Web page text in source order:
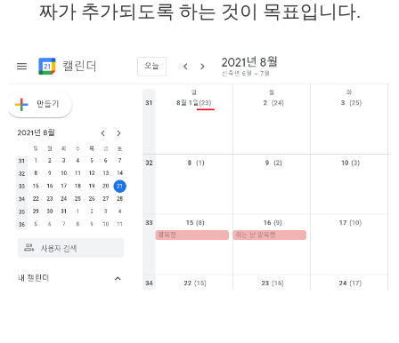
짜가 추가되도록 하는 것이 목표입니다.